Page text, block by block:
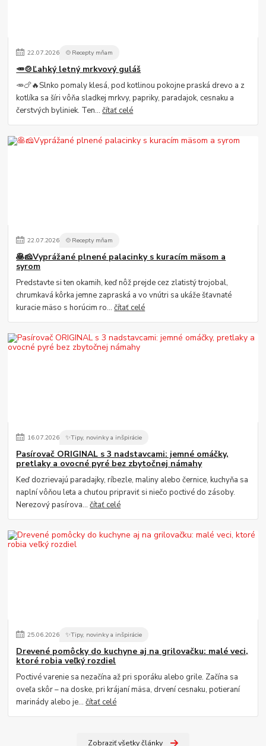
22.07.2026 🍲Recepty mňam
🥕🍲Ľahký letný mrkvový guláš
🥕🍗🔥Slnko pomaly klesá, pod kotlinou pokojne praská drevo a z
kotlíka sa šíri vôňa sladkej mrkvy, papriky, paradajok, cesnaku a
čerstvých byliniek. Ten...čítať celé
22.07.2026 🍲Recepty mňam
🥞🧀Vyprážané plnené palacinky s kuracím mäsom a
syrom
Predstavte si ten okamih, keď nôž prejde cez zlatistý trojobal,
chrumkavá kôrka jemne zapraská a vo vnútri sa ukáže šťavnaté
kuracie mäso s horúcim ro...čítať celé
16.07.2026 ✨Tipy, novinky a inšpirácie
Pasírovač ORIGINAL s 3 nadstavcami: jemné omáčky,
pretlaky a ovocné pyré bez zbytočnej námahy
Keď dozrievajú paradajky, ríbezle, maliny alebo černice, kuchyňa sa
naplní vôňou leta a chuťou pripraviť si niečo poctivé do zásoby.
Nerezový pasírova...čítať celé
25.06.2026 ✨Tipy, novinky a inšpirácie
Drevené pomôcky do kuchyne aj na grilovačku: malé veci,
ktoré robia veľký rozdiel
Poctivé varenie sa nezačína až pri sporáku alebo grile. Začína sa
oveľa skôr – na doske, pri krájaní mäsa, drvení cesnaku, potieraní
marinády alebo je...čítať celé
Zobraziť všetky články